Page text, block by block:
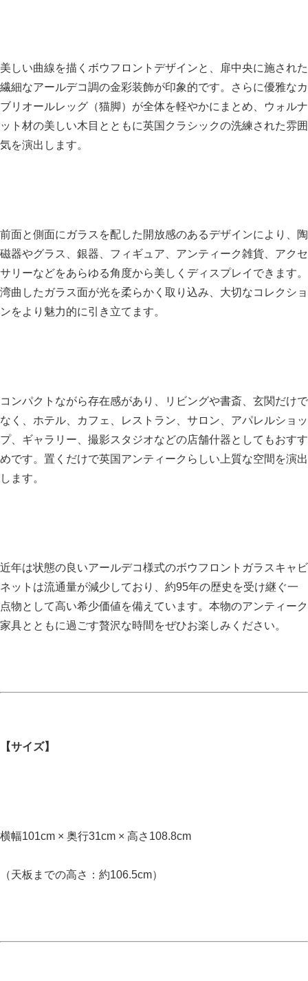
美しい曲線を描くボウフロントデザインと、扉中央に施された
繊細なアールデコ調の金彩装飾が印象的です。さらに優雅なカ
ブリオールレッグ（猫脚）が全体を軽やかにまとめ、ウォルナ
ット材の美しい木目とともに英国クラシックの洗練された雰囲
気を演出します。
前面と側面にガラスを配した開放感のあるデザインにより、陶
磁器やグラス、銀器、フィギュア、アンティーク雑貨、アクセ
サリーなどをあらゆる角度から美しくディスプレイできます。
湾曲したガラス面が光を柔らかく取り込み、大切なコレクショ
ンをより魅力的に引き立てます。
コンパクトながら存在感があり、リビングや書斎、玄関だけで
なく、ホテル、カフェ、レストラン、サロン、アパレルショッ
プ、ギャラリー、撮影スタジオなどの店舗什器としてもおすす
めです。置くだけで英国アンティークらしい上質な空間を演出
します。
近年は状態の良いアールデコ様式のボウフロントガラスキャビ
ネットは流通量が減少しており、約95年の歴史を受け継ぐ一
点物として高い希少価値を備えています。本物のアンティーク
家具とともに過ごす贅沢な時間をぜひお楽しみください。
【サイズ】
横幅101cm × 奥行31cm × 高さ108.8cm
（天板までの高さ：約106.5cm）